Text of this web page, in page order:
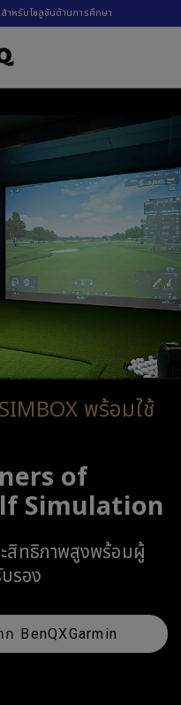
ำหรับโซลูชันด้านการศึกษา
พร้อมใช้
of
Simulation
ทธิภาพสูงพร้อมผู้
รอง
BenQXGarmin